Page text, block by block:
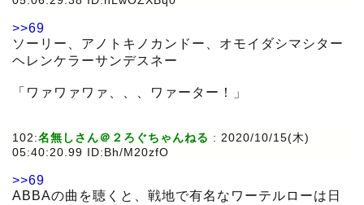
>>69
ソーリー、アノトキノカンドー、オモイダシマシター
ヘレンケラーサンデスネー
「ワァワァワァ、、、ワァーター！」
102:名無しさん＠２ろぐちゃんねる : 2020/10/15(木)
05:40:20.99 ID:Bh/M20zfO
>>69
ABBAの曲を聴くと、戦地で有名なワーテルローは日